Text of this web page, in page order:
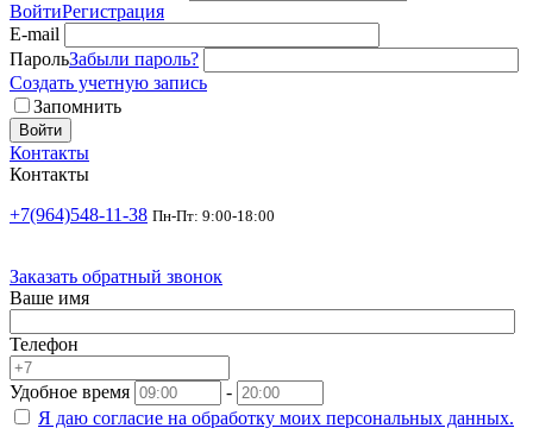
ВойтиРегистрация
E-mail
ПарольЗабыли пароль?
Создать учетную запись
Запомнить
Войти
Контакты
Контакты
+7(964)548-11-38 Пн-Пт: 9:00-18:00
Заказать обратный звонок
Ваше имя
Телефон
Удобное время
-
Я даю согласие на обработку моих персональных данных.